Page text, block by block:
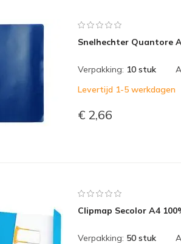
Snelhechter Quantore
Verpakking: 10 stuk
Levertijd 1-5 werkdagen
€ 2,66
Clipmap Secolor A4
Verpakking: 50 stuk